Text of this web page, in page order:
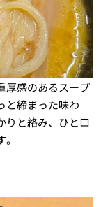
厚感のあるスープ
と締まった味わ
りと絡み、ひと口